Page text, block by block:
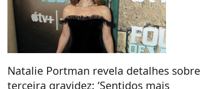
Natalie Portman revela detalhes sobre
terceira gravidez: ‘Sentidos mais